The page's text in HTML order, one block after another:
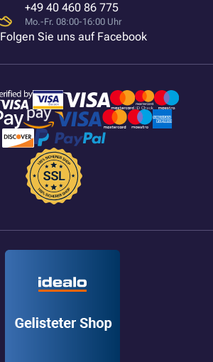
+49 40 460 86 775
Mo.-Fr. 08:00-16:00 Uhr
Folgen Sie uns auf Facebook